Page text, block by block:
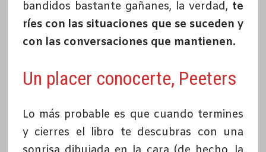
bandidos bastante gañanes, la verdad, te
ríes con las situaciones que se suceden y
con las conversaciones que mantienen.
Un placer conocerte, Peeters
Lo más probable es que cuando termines
y cierres el libro te descubras con una